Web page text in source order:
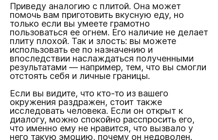
Приведу аналогию с плитой. Она может
помочь вам приготовить вкусную еду, но
только если вы умеете грамотно
пользоваться ее огнем. Его наличие не делает
плиту плохой. Так и злость: вы можете
использовать ее по назначению и
впоследствии наслаждаться полученными
результатами — например, тем, что вы смогли
отстоять себя и личные границы.
Если вы видите, что кто-то из вашего
окружения раздражен, стоит также
исследовать человека. Если он открыт к
диалогу, можно спокойно расспросить его,
что именно ему не нравится, что вызвало у
него такую эмоцию, почему он недоволен.